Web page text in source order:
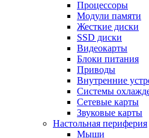
Процессоры
Модули памяти
Жесткие диски
SSD диски
Видеокарты
Блоки питания
Приводы
Внутренние
Системы
Сетевые карты
Звуковые карты
Настольная периферия
Мыши